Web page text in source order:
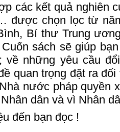
các kết quả nghiên
được chọn lọc từ
Bí thư Trung
sách sẽ giúp
về những yêu cầu
quan trọng đặt ra
nước pháp quyền
dân và vì Nhân
đến bạn đọc !